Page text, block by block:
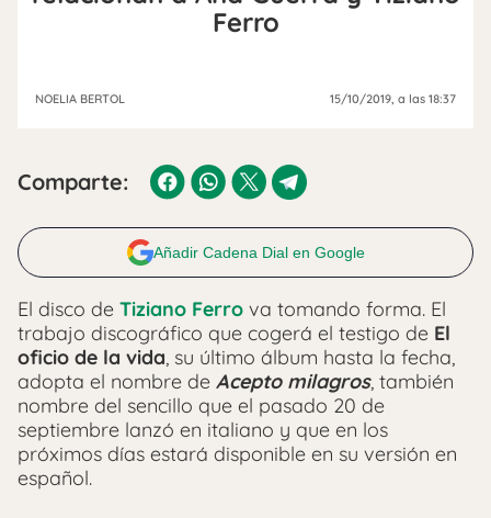
Ferro
NOELIA BERTOL 15/10/2019 , a las 18:37
Comparte:
Añadir Cadena Dial en Google
El disco de Tiziano Ferro va tomando forma. El
trabajo discográfico que cogerá el testigo de El
oficio de la vida, su último álbum hasta la fecha,
adopta el nombre de Acepto milagros, también
nombre del sencillo que el pasado 20 de
septiembre lanzó en italiano y que en los
próximos días estará disponible en su versión en
español.